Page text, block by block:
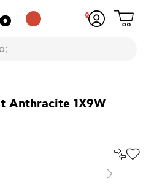
Δες
Anthracite 1X9W
Επόμενο